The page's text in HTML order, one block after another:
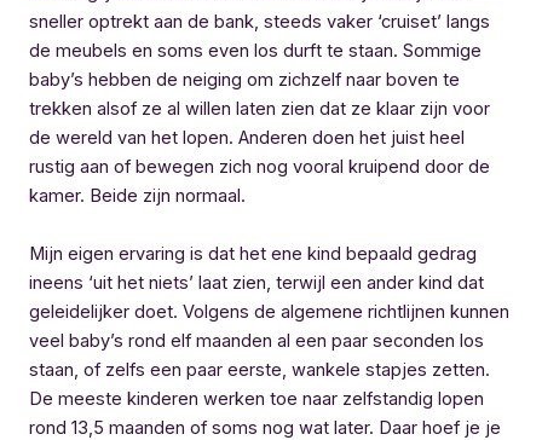
sneller optrekt aan de bank, steeds vaker ‘cruiset’ langs
de meubels en soms even los durft te staan. Sommige
baby’s hebben de neiging om zichzelf naar boven te
trekken alsof ze al willen laten zien dat ze klaar zijn voor
de wereld van het lopen. Anderen doen het juist heel
rustig aan of bewegen zich nog vooral kruipend door de
kamer. Beide zijn normaal.
Mijn eigen ervaring is dat het ene kind bepaald gedrag
ineens ‘uit het niets’ laat zien, terwijl een ander kind dat
geleidelijker doet. Volgens de algemene richtlijnen kunnen
veel baby’s rond elf maanden al een paar seconden los
staan, of zelfs een paar eerste, wankele stapjes zetten.
De meeste kinderen werken toe naar zelfstandig lopen
rond 13,5 maanden of soms nog wat later. Daar hoef je je